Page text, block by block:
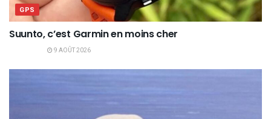
GPS
Suunto, c’est Garmin en moins cher
9 AOÛT 2026